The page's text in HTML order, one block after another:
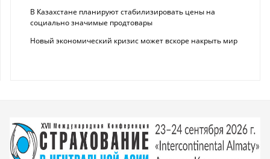
В Казахстане планируют стабилизировать цены на
социально значимые продтовары
Новый экономический кризис может вскоре накрыть мир